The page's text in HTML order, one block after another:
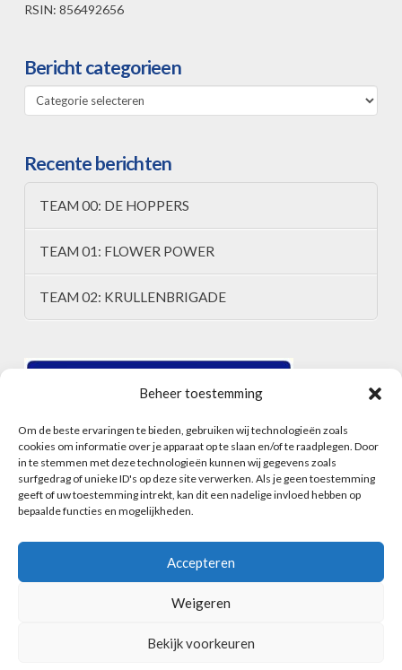
Beheer toestemming
Om de beste ervaringen te bieden, gebruiken wij technologieën zoals
cookies om informatie over je apparaat op te slaan en/of te raadplegen. Door
in te stemmen met deze technologieën kunnen wij gegevens zoals
surfgedrag of unieke ID's op deze site verwerken. Als je geen toestemming
geeft of uw toestemming intrekt, kan dit een nadelige invloed hebben op
bepaalde functies en mogelijkheden.
Accepteren
Weigeren
Bekijk voorkeuren
RSIN: 856492656
Bericht categorieen
Bericht
categorieen
Recente berichten
TEAM 00: DE HOPPERS
TEAM 01: FLOWER POWER
TEAM 02: KRULLENBRIGADE
ALGEMENE VOORWAARDEN
INSCHRIJFFORMULIER
Facebook
Instagram